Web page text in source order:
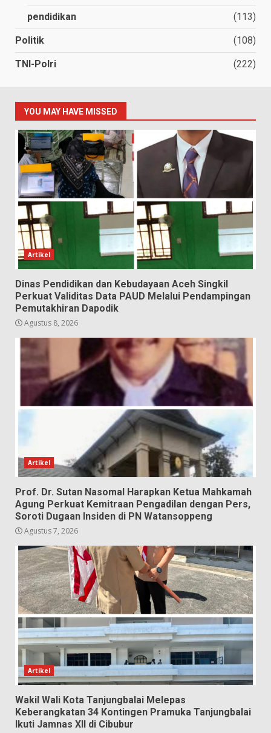
pendidikan (113)
Politik (108)
TNI-Polri (222)
YOU MAY HAVE MISSED
Artikel
Dinas Pendidikan dan Kebudayaan Aceh Singkil
Perkuat Validitas Data PAUD Melalui Pendampingan
Pemutakhiran Dapodik
Agustus 8, 2026
Artikel
Prof. Dr. Sutan Nasomal Harapkan Ketua Mahkamah
Agung Perkuat Kemitraan Pengadilan dengan Pers,
Soroti Dugaan Insiden di PN Watansoppeng
Agustus 7, 2026
Artikel
Wakil Wali Kota Tanjungbalai Melepas
Keberangkatan 34 Kontingen Pramuka Tanjungbalai
Ikuti Jamnas XII di Cibubur